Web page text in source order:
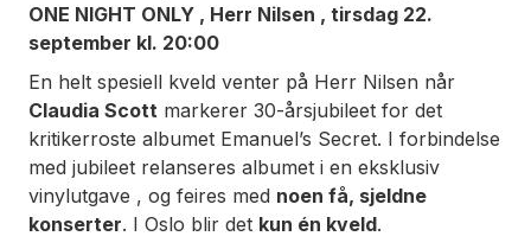
ONE NIGHT ONLY , Herr Nilsen , tirsdag 22.
september kl. 20:00
En helt spesiell kveld venter på Herr Nilsen når
Claudia Scott markerer 30-årsjubileet for det
kritikerroste albumet Emanuel’s Secret. I forbindelse
med jubileet relanseres albumet i en eksklusiv
vinylutgave , og feires med noen få, sjeldne
konserter. I Oslo blir det kun én kveld.